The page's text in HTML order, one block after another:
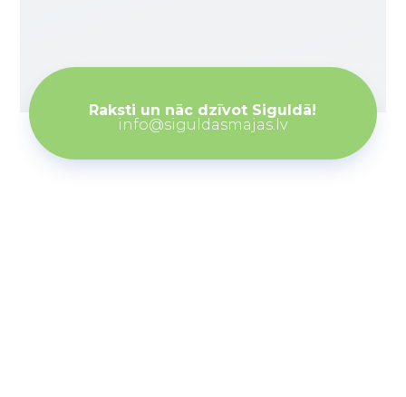
Raksti un nāc dzīvot Siguldā!
info@siguldasmajas.lv